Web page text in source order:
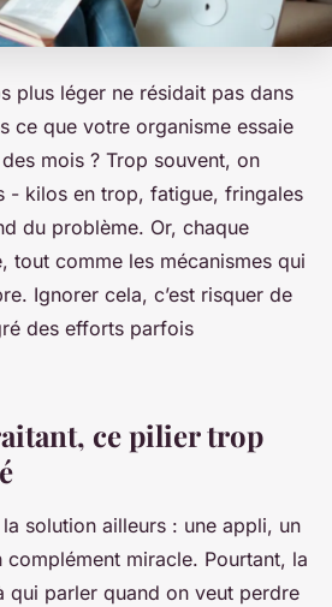
plus léger ne résidait pas dans
ce que votre organisme essaie
mois ? Trop souvent, on
- kilos en trop, fatigue, fringales
du problème. Or, chaque
tout comme les mécanismes qui
Ignorer cela, c’est risquer de
des efforts parfois
ce pilier trop
solution ailleurs : une appli, un
complément miracle. Pourtant, la
qui parler quand on veut perdre